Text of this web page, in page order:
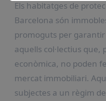
Els habitatges de protecció oficial (HPO) a
Barcelona són
promoguts per garantir
aquells col·lectius que,
econòmica, no poden
mercat immobiliari.
subjectes a un règim